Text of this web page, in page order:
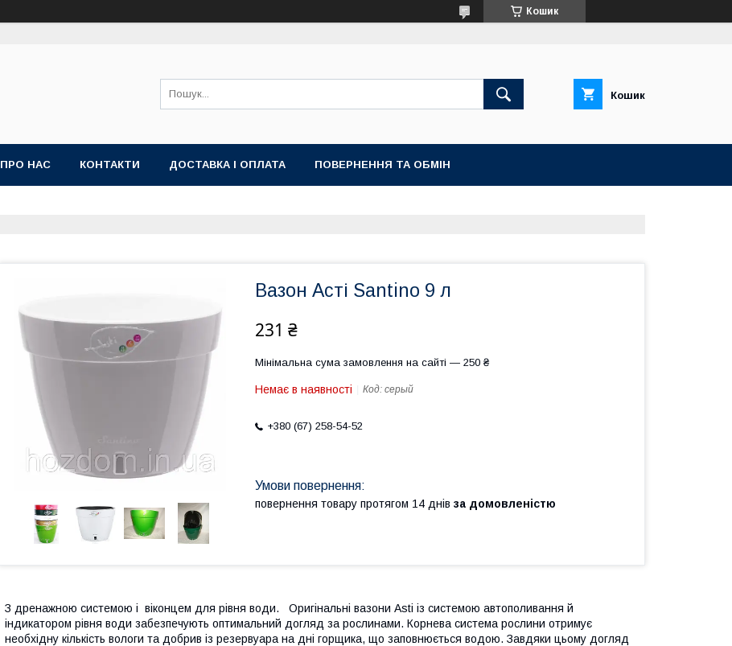
Кошик
Кошик
ПРО НАС КОНТАКТИ ДОСТАВКА І ОПЛАТА ПОВЕРНЕННЯ ТА ОБМІН
Вазон Асті Santino 9 л
231 ₴
Мінімальна сума замовлення на сайті — 250 ₴
Немає в наявності Код: серый
+380 (67) 258-54-52
повернення товару протягом 14 днів за домовленістю
З дренажною системою і віконцем для рівня води. Оригінальні вазони Asti із системою автополивання й
індикатором рівня води забезпечують оптимальний догляд за рослинами. Корнева система рослини отримує
необхідну кількість вологи та добрив із резервуара на дні горщика, що заповнюється водою. Завдяки цьому догляд